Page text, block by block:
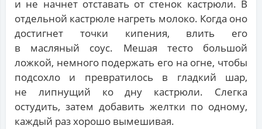
и не начнет отставать от стенок кастрюли. В
отдельной кастрюле нагреть молоко. Когда оно
достигнет точки кипения, влить его
в масляный соус. Мешая тесто большой
ложкой, немного подержать его на огне, чтобы
подсохло и превратилось в гладкий шар,
не липнущий ко дну кастрюли. Слегка
остудить, затем добавить желтки по одному,
каждый раз хорошо вымешивая.